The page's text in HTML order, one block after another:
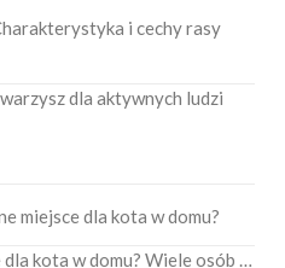
i cechy rasy
dla aktywnych ludzi
miejsce dla kota w domu?
kota w domu? Wiele osób …